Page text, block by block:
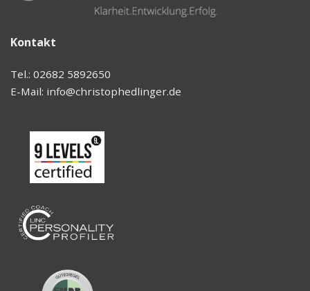
Kontakt
Tel.: 02682 5892650
E-Mail: info@christophedlinger.de